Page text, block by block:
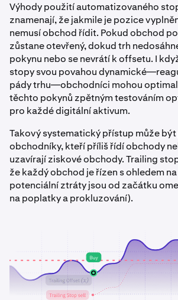
Výhody použití automatizovaného
znamenají, že jakmile je pozice
nemusí obchod řídit. Pokud obchod
zůstane otevřený, dokud trh
pokynu nebo se nevrátí k offsetu. I
stopy svou povahou
pády trhu—obchodníci mohou
těchto pokynů zpětným testováním
pro každé digitální aktivum.
Takový systematický přístup může
obchodníky, kteří příliš řídí obchody
uzavírají ziskové obchody. Trailing
že každý obchod je řízen s ohledem
potenciální ztráty jsou od začátku
na poplatky a prokluzování).